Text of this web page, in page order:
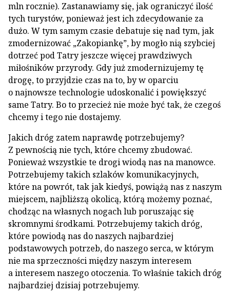
mln rocznie). Zastanawiamy się, jak ograniczyć ilość
tych turystów, ponieważ jest ich zdecydowanie za
dużo. W tym samym czasie debatuje się nad tym, jak
zmodernizować „Zakopiankę”, by mogło nią szybciej
dotrzeć pod Tatry jeszcze więcej prawdziwych
miłośników przyrody. Gdy już zmodernizujemy tę
drogę, to przyjdzie czas na to, by w oparciu
o najnowsze technologie udoskonalić i powiększyć
same Tatry. Bo to przecież nie może być tak, że czegoś
chcemy i tego nie dostajemy.
Jakich dróg zatem naprawdę potrzebujemy?
Z pewnością nie tych, które chcemy zbudować.
Ponieważ wszystkie te drogi wiodą nas na manowce.
Potrzebujemy takich szlaków komunikacyjnych,
które na powrót, tak jak kiedyś, powiążą nas z naszym
miejscem, najbliższą okolicą, którą możemy poznać,
chodząc na własnych nogach lub poruszając się
skromnymi środkami. Potrzebujemy takich dróg,
które powiodą nas do naszych najbardziej
podstawowych potrzeb, do naszego serca, w którym
nie ma sprzeczności między naszym interesem
a interesem naszego otoczenia. To właśnie takich dróg
najbardziej dzisiaj potrzebujemy.